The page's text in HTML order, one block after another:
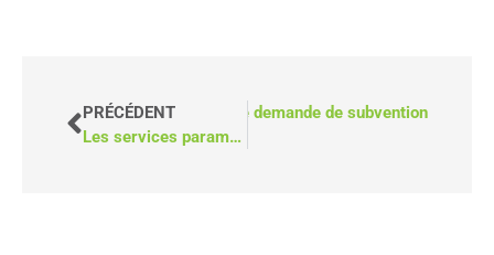
PRÉCÉDENT
Les services paramédicaux communautaires peuvent-ils réduire le nombre d'appels au 911 ?
5 conseils pour rédiger une demande de subvention